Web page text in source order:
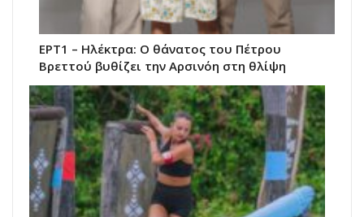
ΕΡΤ1 – Ηλέκτρα: Ο θάνατος του Πέτρου
Βρεττού βυθίζει την Αρσινόη στη θλίψη